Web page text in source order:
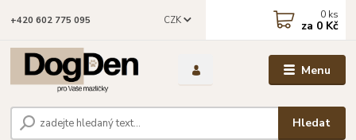
Menu
CZK
Hledat
+420 602 775 095 0 ks
za 0 Kč